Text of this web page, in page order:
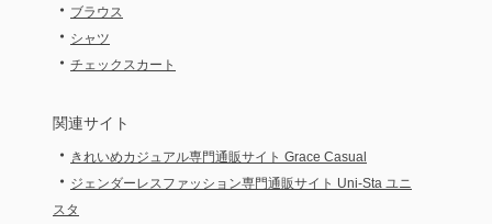
・ ブラウス
・ シャツ
・ チェックスカート
関連サイト
・ きれいめカジュアル専門通販サイト Grace Casual
・ ジェンダーレスファッション専門通販サイト Uni-Sta ユニ
スタ